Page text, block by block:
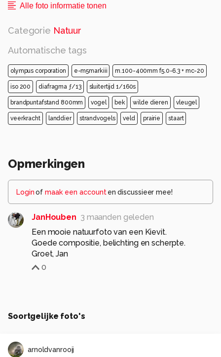
Alle foto informatie tonen
Categorie Natuur
Automatische tags
olympus corporation e-m5markiii m.100-400mm f5.0-6.3 + mc-20
iso 200 diafragma ƒ/13 sluitertijd 1/160s
brandpuntafstand 800mm vogel bek wilde dieren vleugel
veerkracht landdier strandvogels veld prairie staart
Opmerkingen
Loginof maak een account en discussieer mee!
JanHouben 3 maanden geleden
Een mooie natuurfoto van een Kievit.
Goede compositie, belichting en scherpte.
Groet, Jan
0
Soortgelijke foto's
arnoldvanrooij